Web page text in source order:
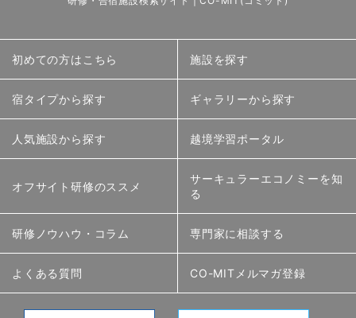
初めての方はこちら 施設を探す
宿タイプから探す ギャラリーから探す
人気施設から探す 越境学習ポータル
オフサイト研修のススメ
サーキュラーエコノミーを知
る
研修ノウハウ・コラム 専門家に相談する
よくある質問 CO-MITメルマガ登録